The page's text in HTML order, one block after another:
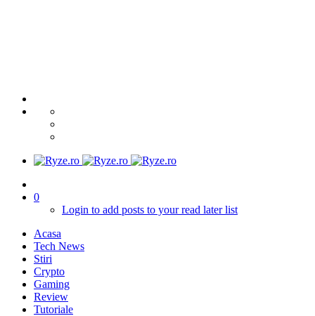
0
Login to add posts to your read later list
Acasa
Tech News
Stiri
Crypto
Gaming
Review
Tutoriale